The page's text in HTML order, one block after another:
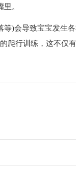
。
)会导致宝宝发生
爬行训练，这不仅